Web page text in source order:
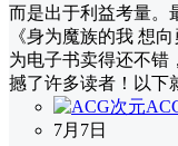
而是出于利益考量。
《身为魔族的我 想
为电子书卖得还不错
撼了许多读者！以下
7月7日